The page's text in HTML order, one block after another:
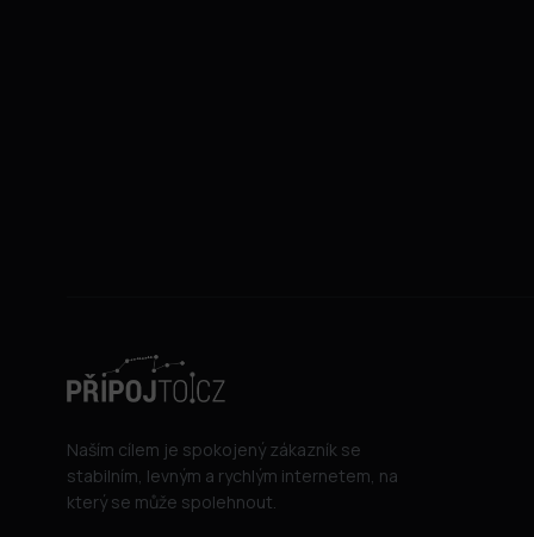
Naším cílem je spokojený zákazník se
stabilním, levným a rychlým internetem, na
který se může spolehnout.